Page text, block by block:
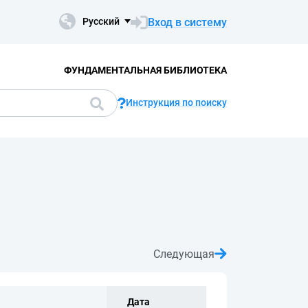
Русский Вход в систему
ФУНДАМЕНТАЛЬНАЯ БИБЛИОТЕКА
Инструкция по поиску
Следующая
Дата